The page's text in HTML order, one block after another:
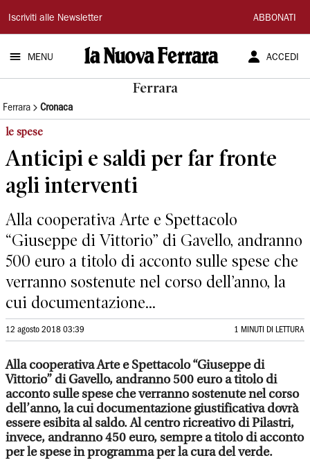
La
Nuova
Ferrara
Iscriviti alle Newsletter ABBONATI
MENU ACCEDI
Ferrara
Ferrara Cronaca
le spese
Anticipi e saldi per far fronte
agli interventi
Alla cooperativa Arte e Spettacolo
“Giuseppe di Vittorio” di Gavello, andranno
500 euro a titolo di acconto sulle spese che
verranno sostenute nel corso dell’anno, la
cui documentazione...
12 agosto 2018 03:39 1 MINUTI DI LETTURA
Alla cooperativa Arte e Spettacolo “Giuseppe di
Vittorio” di Gavello, andranno 500 euro a titolo di
acconto sulle spese che verranno sostenute nel corso
dell’anno, la cui documentazione giustificativa dovrà
essere esibita al saldo. Al centro ricreativo di Pilastri,
invece, andranno 450 euro, sempre a titolo di acconto
per le spese in programma per la cura del verde.